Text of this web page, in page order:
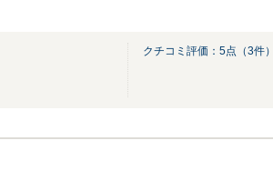
クチコミ評価： 5点（3件）